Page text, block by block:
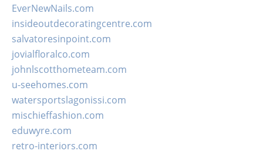
EverNewNails.com
insideoutdecoratingcentre.com
salvatoresinpoint.com
jovialfloralco.com
johnlscotthometeam.com
u-seehomes.com
watersportslagonissi.com
mischieffashion.com
eduwyre.com
retro-interiors.com